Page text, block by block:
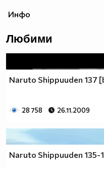
Инфо
Любими
Naruto Shippuuden 137
28 758 26.11.2009
Naruto Shippuuden 135-